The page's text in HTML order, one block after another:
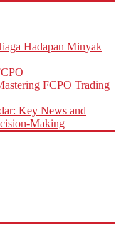
Hadapan Minyak
FCPO Trading
Key News and
Making